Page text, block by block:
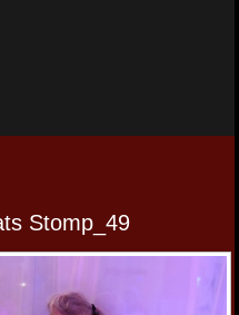
Stomp_49